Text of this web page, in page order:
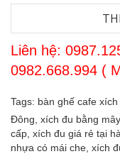
Liên hệ:
0982.668.994 (
Tags: bàn ghế cafe
Đông, xích đu bằng
cấp, xích đu giá rẻ tại
nhựa có mái che, xích